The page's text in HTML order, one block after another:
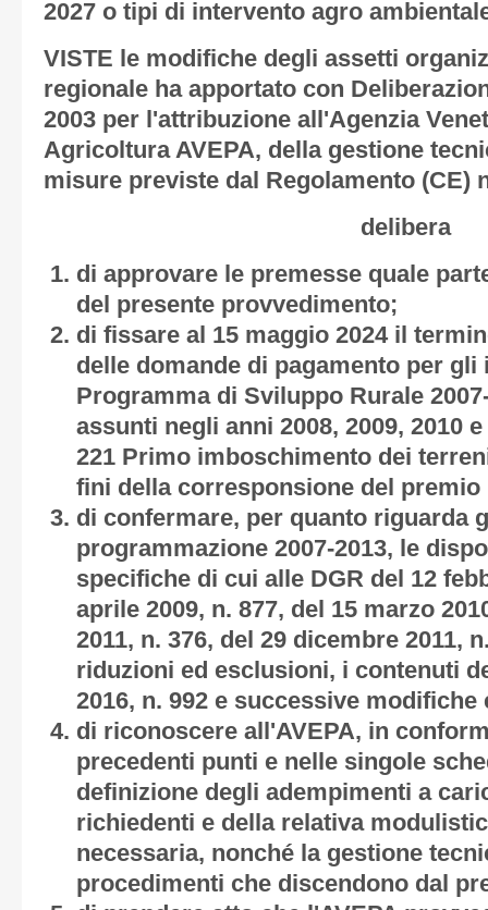
2027 o tipi di intervento agro
VISTE le modifiche degli assetti
regionale ha apportato con
2003 per l'attribuzione all'Agenzia
Agricoltura AVEPA, della gestione
misure previste dal Regolamento (CE)
delibera
di approvare le premesse quale
del presente provvedimento;
di fissare al 15 maggio 2024 il
delle domande di pagamento per
Programma di Sviluppo Rurale
assunti negli anni 2008, 2009, 2010
221 Primo imboschimento dei
fini della corresponsione del
di confermare, per quanto riguarda
programmazione 2007-2013, le
specifiche di cui alle DGR del 12
aprile 2009, n. 877, del 15 marzo
2011, n. 376, del 29 dicembre 2011,
riduzioni ed esclusioni, i contenuti
2016, n. 992 e successive
di riconoscere all'AVEPA, in
precedenti punti e nelle singole
definizione degli adempimenti a
richiedenti e della relativa
necessaria, nonché la gestione
procedimenti che discendono dal